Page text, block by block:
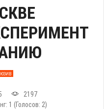
2197
1 (Голосов: 2)